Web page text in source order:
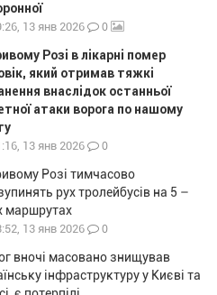
13 янв 2026 0
Розі в лікарні помер
який отримав тяжкі
внаслідок останньої
атаки ворога по нашому
13 янв 2026 0
Розі тимчасово
рух тролейбусів на 5 –
маршрутах
13 янв 2026 0
вночі масовано знищував
інфраструктуру у Києві та